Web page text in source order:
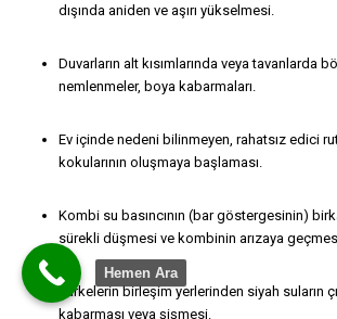
dışında aniden ve aşırı yükselmesi.
Duvarların alt kısımlarında veya tavanlarda
nemlenmeler, boya kabarmaları.
Ev içinde nedeni bilinmeyen, rahatsız edici
kokularının oluşmaya başlaması.
Kombi su basıncının (bar göstergesinin)
sürekli düşmesi ve kombinin arızaya
Parkelerin birleşim yerlerinden siyah suların
kabarması veya şişmesi.
Hemen Ara